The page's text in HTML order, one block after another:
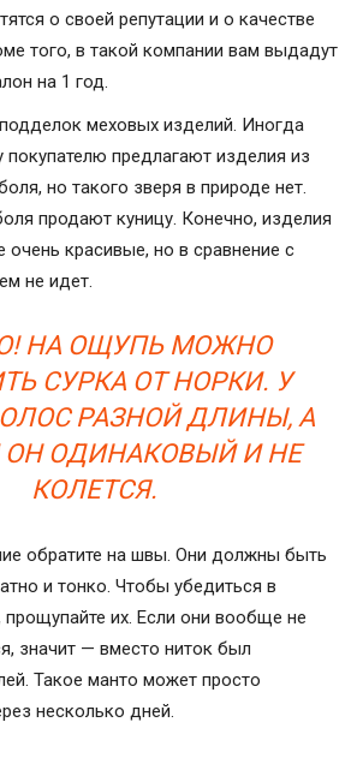
о своей репутации и о качестве
того, в такой компании вам выдадут
на 1 год.
подделок меховых изделий. Иногда
покупателю предлагают изделия из
но такого зверя в природе нет.
продают куницу. Конечно, изделия
очень красивые, но в сравнение с
не идет.
НА ОЩУПЬ МОЖНО
СУРКА ОТ НОРКИ. У
РАЗНОЙ ДЛИНЫ, А
ОН ОДИНАКОВЫЙ И НЕ
КОЛЕТСЯ.
обратите на швы. Они должны быть
и тонко. Чтобы убедиться в
прощупайте их. Если они вообще не
значит — вместо ниток был
Такое манто может просто
несколько дней.